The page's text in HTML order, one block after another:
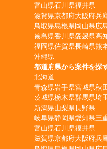
富山県石川県福井県
滋賀県京都府大阪府兵
鳥取県島根県岡山県広
徳島県香川県愛媛県高
福岡県佐賀県長崎県熊
沖縄県
都道府県から案件を探
北海道
青森県岩手県宮城県秋
茨城県栃木県群馬県埼
新潟県山梨県長野県
岐阜県静岡県愛知県三
富山県石川県福井県
滋賀県京都府大阪府兵